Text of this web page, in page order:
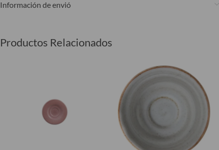
Información de envió
Productos Relacionados